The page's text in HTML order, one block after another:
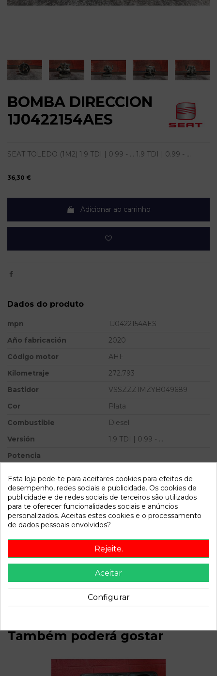
BOMBA DIRECCION
1J0422154AES
SEAT TOLEDO (1M2) 1.9 TDI | 0.99 - ... 1.9 TDI | 0.99 - ...
36,30 €
Adicionar ao carrinho
Dados do produto
mpn
1J0422154AES
Año fabricación
2020
Código motor
AHF
Kilometraje
272.793
Bastidor
VSSZZZ1MZYB049689
Cor
Plata
Combustible
Diesel
Versión
1.9 TDI | 0.99 - ...
Potencia
...
Referência 796357
Disponível a partir de: 2022-04-06
Recambio de bomba direccion para seat toledo (1m2) 1.9 tdi
| 0.99 - ... 1.9 tdi | 0.99 - ... referencia OEM IAM
1J0422154AES
Também poderá gostar
Esta loja pede-te para aceitares cookies para efeitos de
desempenho, redes sociais e publicidade. Os cookies de
publicidade e de redes sociais de terceiros são utilizados
para te oferecer funcionalidades sociais e anúncios
personalizados. Aceitas estes cookies e o processamento
de dados pessoais envolvidos?
Rejeite.
Aceitar
Configurar